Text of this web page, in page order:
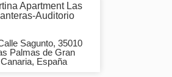
Apartment Las
Auditorio
Sagunto, 35010
Palmas de Gran
Canaria, España